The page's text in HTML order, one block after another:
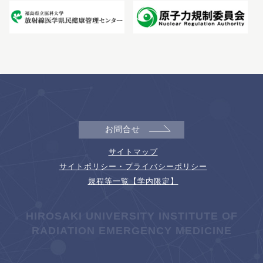
お問合せ
サイトマップ
サイトポリシー・プライバシーポリシー
規程等一覧【学内限定】
HIROSAKI UNIVERSITY INSTITUTE OF
RADIATION EMERGENCY MEDICINE